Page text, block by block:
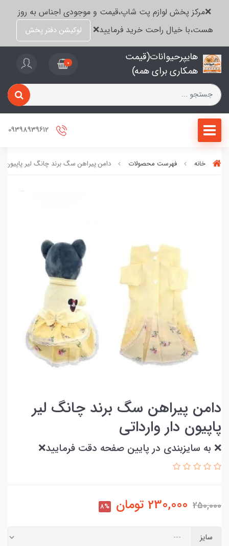
❌مرکز پخش لوازم پت شاپ،قیمت و موجودی اجناس به روز
هست،با خیال راحت خرید فرمایید❌
لوکیشن دفتر پخش
هایپرحیوانات(قیمت
همکاری برای همه)
0
خانه فهرست محصولات دامن پیراهن سگ برند چانگ لیر پاپیون
دامن پیراهن سگ برند چانگ لیر
پاپیون دار وارداتی
❌ به سایزبندی در پایین صفحه دقت فرمایید❌
250,000
230,000 تومان 8%
سایز